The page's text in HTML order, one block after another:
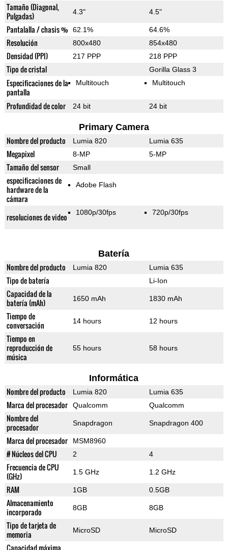
Tamaño (Diagonal,
Pulgadas)
4.3" 4.5"
Pantalalla / chasis % 62.1% 64.6%
Resolución 800x480 854x480
Densidad (PPI) 217 PPP 218 PPP
Tipo de cristal Gorilla Glass 3
Especificaciones de la
pantalla
Multitouch Multitouch
Profundidad de color 24 bit 24 bit
Primary Camera
Nombre del producto Lumia 820 Lumia 635
Megapixel 8-MP 5-MP
Tamaño del sensor Small
especificaciones de
hardware de la
cámara
Adobe Flash
resoluciones de video 1080p/30fps 720p/30fps
Batería
Nombre del producto Lumia 820 Lumia 635
Tipo de batería Li-Ion
Capacidad de la
batería (mAh)
1650 mAh 1830 mAh
Tiempo de
conversación
14 hours 12 hours
Tiempo en
reproducción de
música
55 hours 58 hours
Informática
Nombre del producto Lumia 820 Lumia 635
Marca del procesador Qualcomm Qualcomm
Nombre del
procesador
Snapdragon Snapdragon 400
Marca del procesador MSM8960
# Núcleos del CPU 2 4
Frecuencia de CPU
(GHz)
1.5 GHz 1.2 GHz
RAM 1GB 0.5GB
Almacenamiento
incorporado
8GB 8GB
Tipo de tarjeta de
memoria
MicroSD MicroSD
Capacidad máxima